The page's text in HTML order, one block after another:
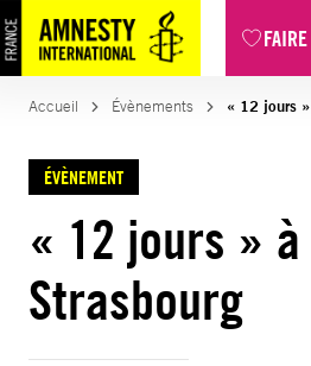
Accueil Évènements « 12 jours
ÉVÈNEMENT
« 12 jours » à
Strasbourg